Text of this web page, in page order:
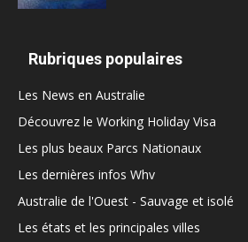
Rubriques populaires
Les News en Australie
Découvrez le Working Holiday Visa
Les plus beaux Parcs Nationaux
Les dernières infos Whv
Australie de l'Ouest - Sauvage et isolé
Les états et les principales villes